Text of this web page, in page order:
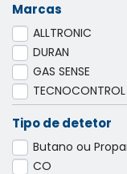
Marcas
ALLTRONIC
DURAN
GAS SENSE
TECNOCONTROL
Tipo de detetor
Butano ou
CO